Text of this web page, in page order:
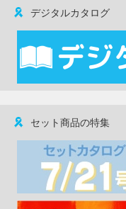
デジタルカタログ
セット商品の特集